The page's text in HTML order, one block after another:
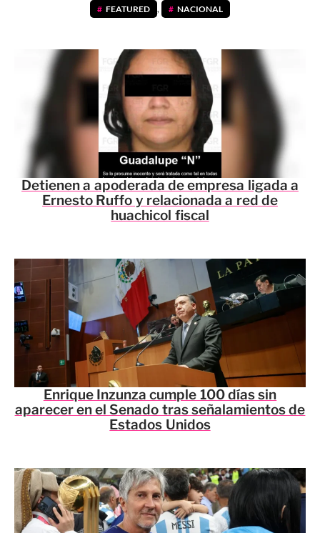
FEATURED , NACIONAL
Detienen a apoderada de empresa ligada a
Ernesto Ruffo y relacionada a red de
huachicol fiscal
Enrique Inzunza cumple 100 días sin
aparecer en el Senado tras señalamientos de
Estados Unidos